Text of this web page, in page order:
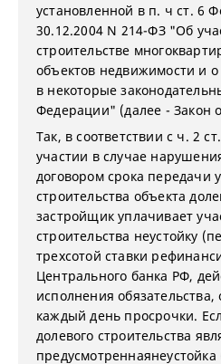
установленной в п. ч ст. 6
30.12.2004 N 214-ФЗ "Об
строительстве
объектов недвижимости и
в некоторые
Федерации" (далее - Закон
Так, в соответствии с ч. 2
участии в случае
договором срока передачи
строительства объекта
застройщик уплачивает
строительства неустойку
трехсотой ставки
Центрального банка РФ,
исполнения
каждый день просрочки.
долевого строительства